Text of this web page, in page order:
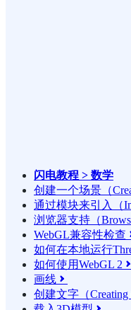
闪电教程 > 数学
创建一个场景（
通过模块来引入（
浏览器支持（
WebGL兼容性检查
如何在本地运行
如何使用WebGL 2 
画线 
创建文字（Creating